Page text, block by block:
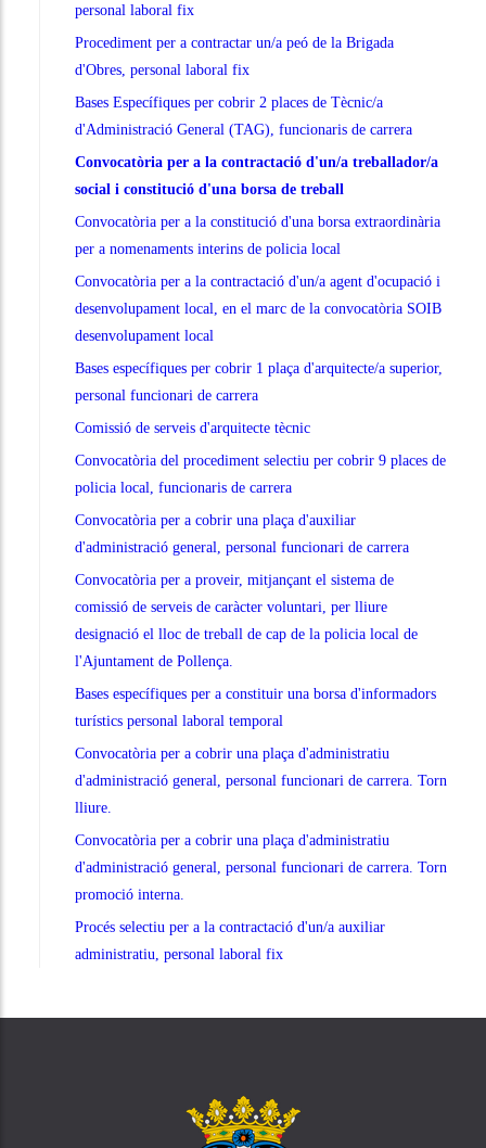
personal laboral fix
Procediment per a contractar un/a peó de la Brigada
d'Obres, personal laboral fix
Bases Específiques per cobrir 2 places de Tècnic/a
d'Administració General (TAG), funcionaris de carrera
Convocatòria per a la contractació d'un/a treballador/a
social i constitució d'una borsa de treball
Convocatòria per a la constitució d'una borsa extraordinària
per a nomenaments interins de policia local
Convocatòria per a la contractació d'un/a agent d'ocupació i
desenvolupament local, en el marc de la convocatòria SOIB
desenvolupament local
Bases específiques per cobrir 1 plaça d'arquitecte/a superior,
personal funcionari de carrera
Comissió de serveis d'arquitecte tècnic
Convocatòria del procediment selectiu per cobrir 9 places de
policia local, funcionaris de carrera
Convocatòria per a cobrir una plaça d'auxiliar
d'administració general, personal funcionari de carrera
Convocatòria per a proveir, mitjançant el sistema de
comissió de serveis de caràcter voluntari, per lliure
designació el lloc de treball de cap de la policia local de
l'Ajuntament de Pollença.
Bases específiques per a constituir una borsa d'informadors
turístics personal laboral temporal
Convocatòria per a cobrir una plaça d'administratiu
d'administració general, personal funcionari de carrera. Torn
lliure.
Convocatòria per a cobrir una plaça d'administratiu
d'administració general, personal funcionari de carrera. Torn
promoció interna.
Procés selectiu per a la contractació d'un/a auxiliar
administratiu, personal laboral fix